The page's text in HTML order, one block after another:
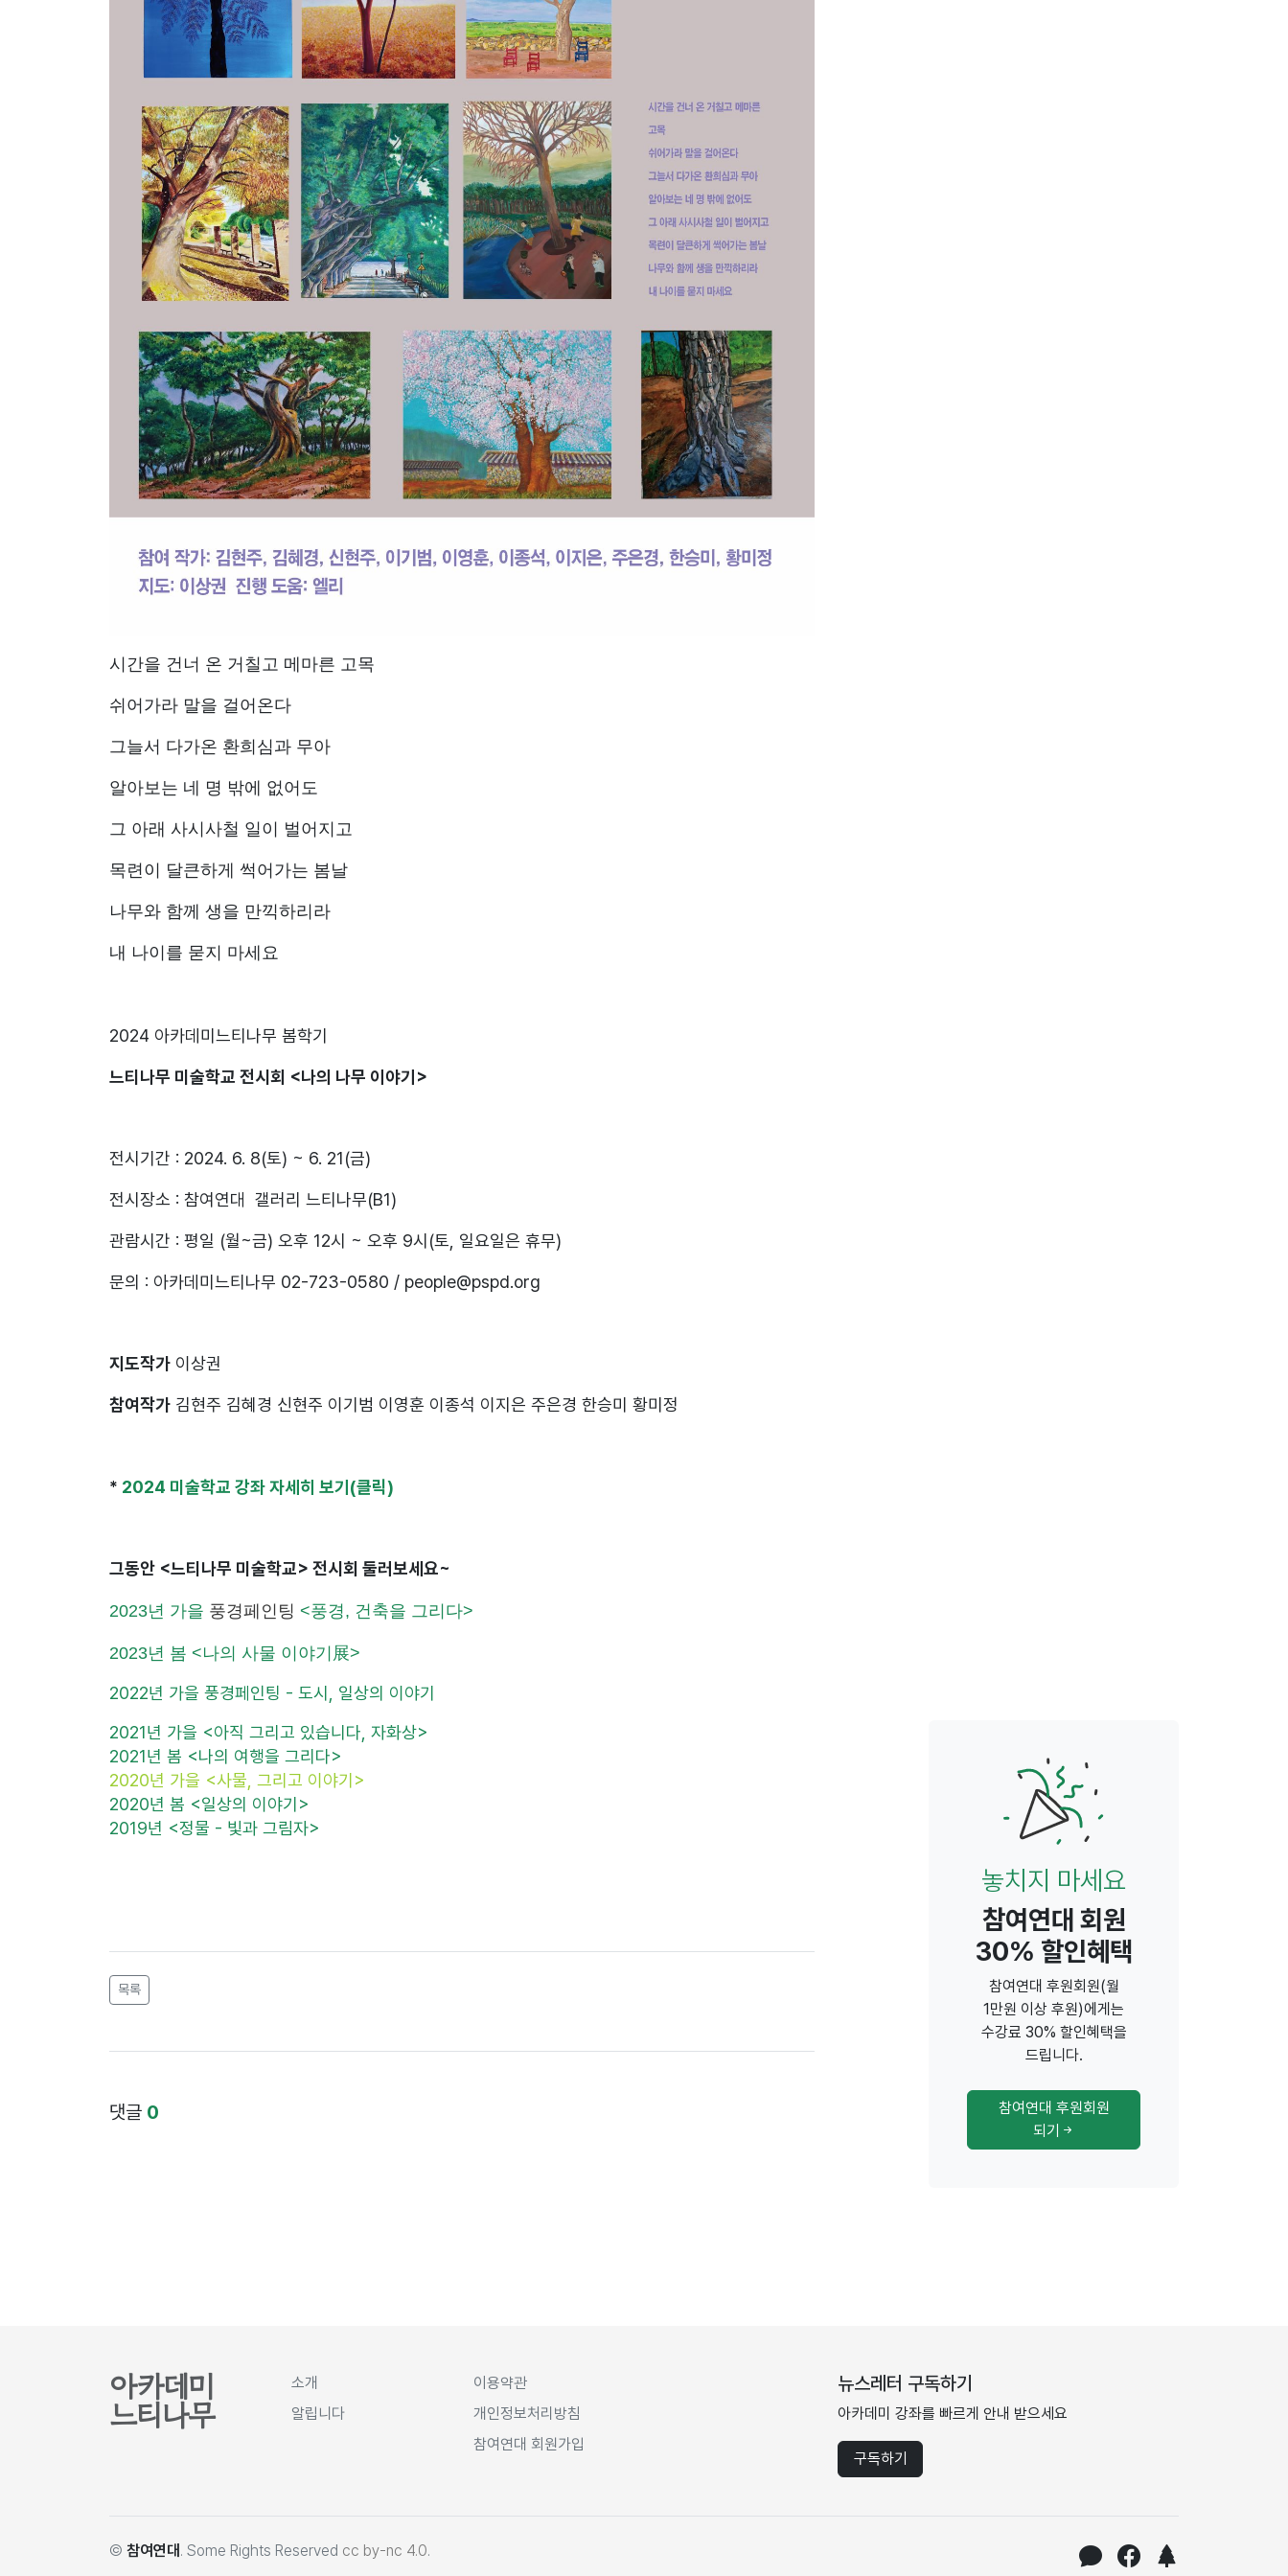
시간을 건너 온 거칠고 메마른 고목
쉬어가라 말을 걸어온다
그늘서 다가온 환희심과 무아
알아보는 네 명 밖에 없어도
그 아래 사시사철 일이 벌어지고
목련이 달큰하게 썩어가는 봄날
나무와 함께 생을 만끽하리라
내 나이를 묻지 마세요
2024 아카데미느티나무 봄학기
느티나무 미술학교 전시회 <나의 나무 이야기>
전시기간 : 2024. 6. 8(토) ~ 6. 21(금)
전시장소 : 참여연대 갤러리 느티나무(B1)
관람시간 : 평일 (월~금) 오후 12시 ~ 오후 9시(토, 일요일은 휴무)
문의 : 아카데미느티나무 02-723-0580 / people@pspd.org
지도작가 이상권
참여작가 김현주 김혜경 신현주 이기범 이영훈 이종석 이지은 주은경 한승미 황미정
* 2024 미술학교 강좌 자세히 보기(클릭)
그동안 <느티나무 미술학교> 전시회 둘러보세요~
2023년 가을 풍경페인팅 <풍경, 건축을 그리다>
2023년 봄 <나의 사물 이야기展>
2022년 가을 풍경페인팅 - 도시, 일상의 이야기
2021년 가을 <아직 그리고 있습니다, 자화상>
2021년 봄 <나의 여행을 그리다>
2020년 가을 <사물, 그리고 이야기>
2020년 봄 <일상의 이야기>
2019년 <정물 - 빛과 그림자>
목록
댓글 0
놓치지 마세요
참여연대 회원
30% 할인혜택
참여연대 후원회원(월
1만원 이상 후원)에게는
수강료 30% 할인혜택을
드립니다.
참여연대 후원회원
되기
아카데미
느티나무
소개
알립니다
이용약관
개인정보처리방침
참여연대 회원가입
뉴스레터 구독하기
아카데미 강좌를 빠르게 안내 받으세요
구독하기
© 참여연대 . Some Rights Reserved cc by-nc 4.0.